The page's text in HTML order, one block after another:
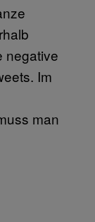
negative
Im
man